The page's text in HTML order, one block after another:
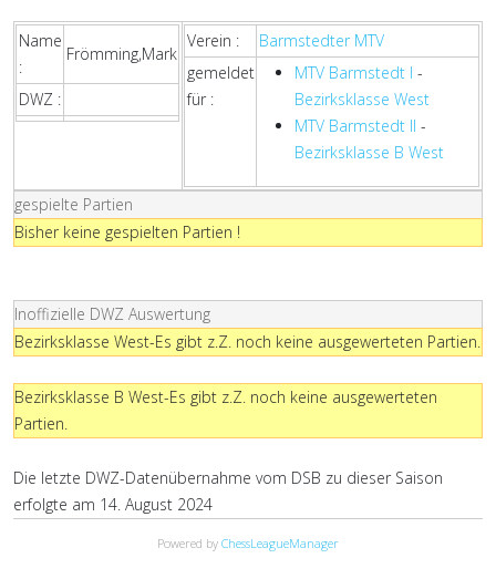
Name
:
Frömming,Mark
DWZ :
Verein :
Barmstedter MTV
gemeldet
für :
MTV Barmstedt I -
Bezirksklasse West
MTV Barmstedt II -
Bezirksklasse B West
gespielte Partien
Bisher keine gespielten Partien !
Inoffizielle DWZ Auswertung
Bezirksklasse West-Es gibt z.Z. noch keine ausgewerteten Partien.
Bezirksklasse B West-Es gibt z.Z. noch keine ausgewerteten
Partien.
Die letzte DWZ-Datenübernahme vom DSB zu dieser Saison
erfolgte am 14. August 2024
Powered by ChessLeagueManager